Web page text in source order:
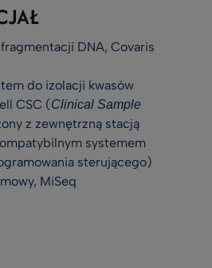
DNA, Covaris
do izolacji kwasów
CSC (Clinical Sample
z zewnętrzną stacją
systemem
sterującego)
MiSeq